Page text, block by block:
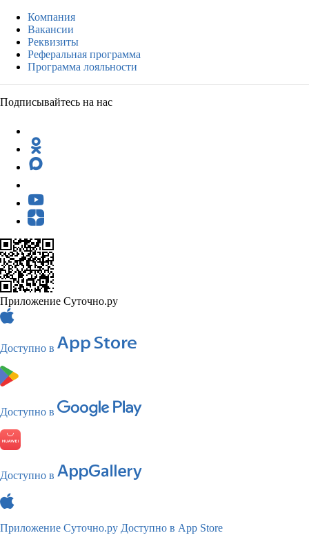
Компания
Вакансии
Реквизиты
Реферальная программа
Программа лояльности
Подписывайтесь на нас
Приложение Суточно.ру
Доступно в
Доступно в
Доступно в
Приложение Суточно.ру Доступно в App Store